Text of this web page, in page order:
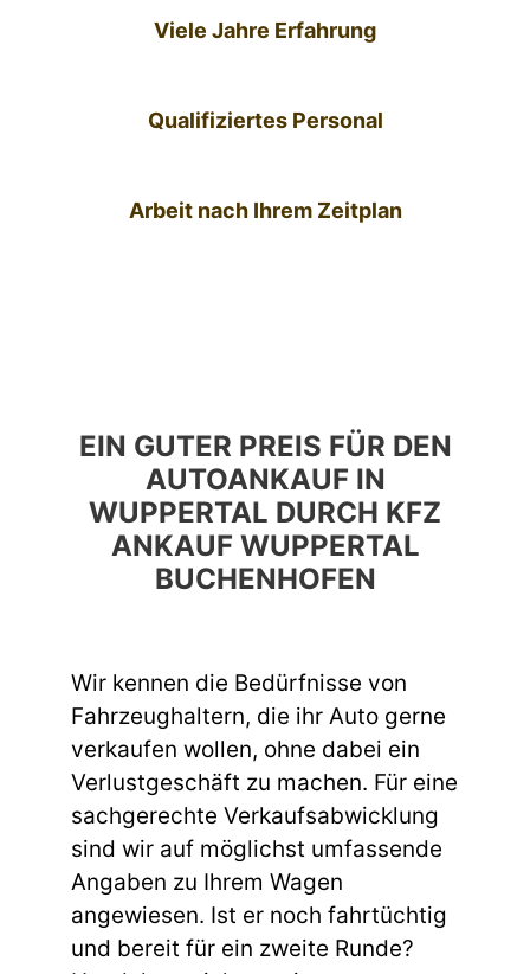
Viele Jahre Erfahrung
Qualifiziertes Personal
Arbeit nach Ihrem Zeitplan
EIN GUTER PREIS FÜR DEN
AUTOANKAUF IN
WUPPERTAL DURCH KFZ
ANKAUF WUPPERTAL
BUCHENHOFEN
Wir kennen die Bedürfnisse von
Fahrzeughaltern, die ihr Auto gerne
verkaufen wollen, ohne dabei ein
Verlustgeschäft zu machen. Für eine
sachgerechte Verkaufsabwicklung
sind wir auf möglichst umfassende
Angaben zu Ihrem Wagen
angewiesen. Ist er noch fahrtüchtig
und bereit für ein zweite Runde?